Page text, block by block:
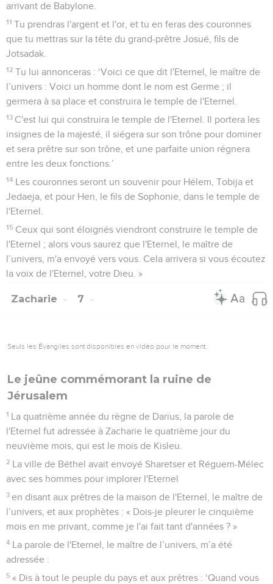
arrivant de Babylone.
11 Tu prendras l'argent et l'or, et tu en feras des couronnes
que tu mettras sur la tête du grand-prêtre Josué, fils de
Jotsadak.
12 Tu lui annonceras : ‘Voici ce que dit l'Eternel, le maître de
l’univers : Voici un homme dont le nom est Germe ; il
germera à sa place et construira le temple de l'Eternel.
13 C'est lui qui construira le temple de l'Eternel. Il portera les
insignes de la majesté, il siégera sur son trône pour dominer
et sera prêtre sur son trône, et une parfaite union régnera
entre les deux fonctions.’
14 Les couronnes seront un souvenir pour Hélem, Tobija et
Jedaeja, et pour Hen, le fils de Sophonie, dans le temple de
l'Eternel.
15 Ceux qui sont éloignés viendront construire le temple de
l'Eternel ; alors vous saurez que l'Eternel, le maître de
l’univers, m'a envoyé vers vous. Cela arrivera si vous écoutez
la voix de l'Eternel, votre Dieu. »
Zacharie 7
Seuls les Évangiles sont disponibles en vidéo pour le moment.
Le jeûne commémorant la ruine de
Jérusalem
1 La quatrième année du règne de Darius, la parole de
l'Eternel fut adressée à Zacharie le quatrième jour du
neuvième mois, qui est le mois de Kisleu.
2 La ville de Béthel avait envoyé Sharetser et Réguem-Mélec
avec ses hommes pour implorer l'Eternel
3 en disant aux prêtres de la maison de l'Eternel, le maître de
l’univers, et aux prophètes : « Dois-je pleurer le cinquième
mois en me privant, comme je l'ai fait tant d'années ? »
4 La parole de l'Eternel, le maître de l’univers, m’a été
adressée :
5 « Dis à tout le peuple du pays et aux prêtres : ‘Quand vous